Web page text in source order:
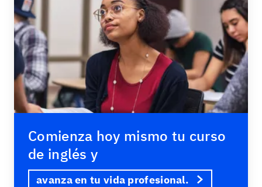
Comienza hoy mismo tu curso
de inglés y
avanza en tu vida profesional.